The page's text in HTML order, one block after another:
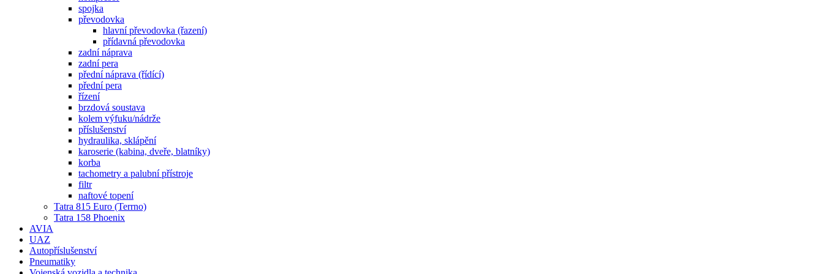
spojka
převodovka
hlavní převodovka (řazení)
přídavná převodovka
zadní náprava
zadní pera
přední náprava (řídící)
přední pera
řízení
brzdová soustava
kolem výfuku/nádrže
příslušenství
hydraulika, sklápění
karoserie (kabina, dveře, blatníky)
korba
tachometry a palubní přístroje
filtr
naftové topení
Tatra 815 Euro (Terrno)
Tatra 158 Phoenix
AVIA
UAZ
Autopříslušenství
Pneumatiky